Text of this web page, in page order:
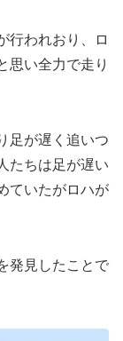
行われおり、ロ
思い全力で走り
足が遅く追いつ
たちは足が遅い
ていたがロハが
発見したことで